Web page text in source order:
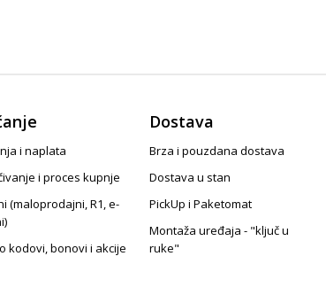
i naplata
i proces kupnje
(maloprodajni, R1, e-
kodovi, bonovi i akcije
Dostava
Brza i pouzdana dostava
Dostava u stan
PickUp i Paketomat
Montaža uređaja - "ključ u
ruke"